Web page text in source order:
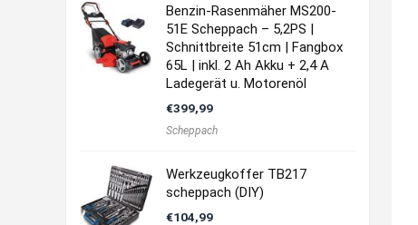
Benzin-Rasenmäher MS200-
51E Scheppach – 5,2PS |
Schnittbreite 51cm | Fangbox
65L | inkl. 2 Ah Akku + 2,4 A
Ladegerät u. Motorenöl
€399,99
Scheppach
Werkzeugkoffer TB217
scheppach (DIY)
€104,99